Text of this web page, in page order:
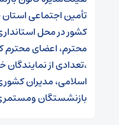
تأمین اجتماعی
کشور در محل
محترم، اعضای
،تعدادی از
اسلامی، مدیران
بازنشستگان